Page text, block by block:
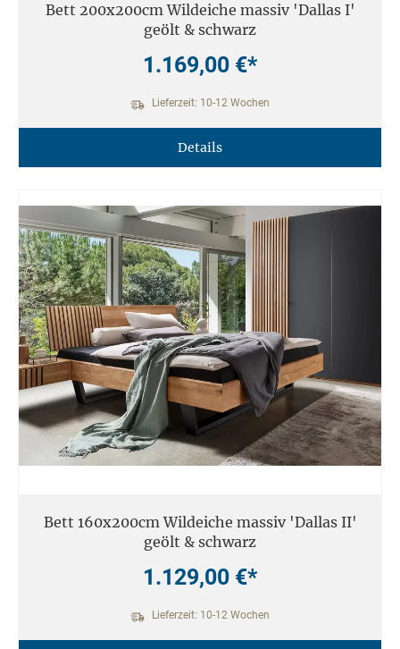
Bett 200x200cm Wildeiche massiv 'Dallas I'
geölt & schwarz
1.169,00 €*
Lieferzeit: 10-12 Wochen
Details
Bett 160x200cm Wildeiche massiv 'Dallas II'
geölt & schwarz
1.129,00 €*
Lieferzeit: 10-12 Wochen